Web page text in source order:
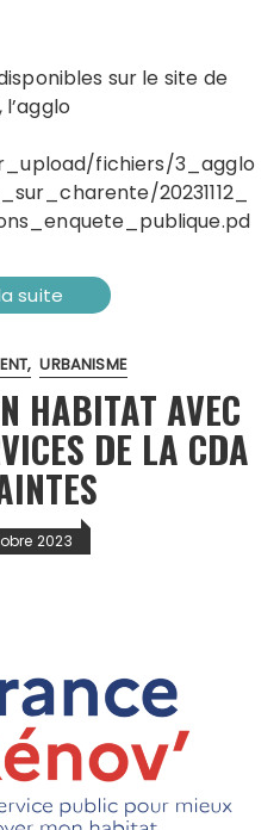
l’agglo
fichiers/3_agglo
20231112_
suite
URBANISME
HABITAT AVEC
DE LA CDA
2023